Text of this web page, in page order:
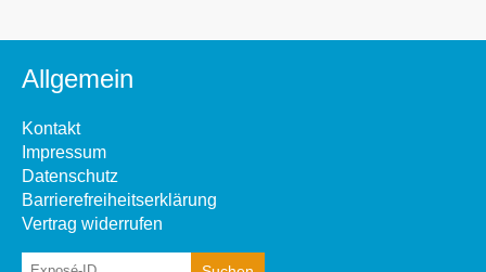
Allgemein
Kontakt
Impressum
Datenschutz
Barrierefreiheitserklärung
Vertrag widerrufen